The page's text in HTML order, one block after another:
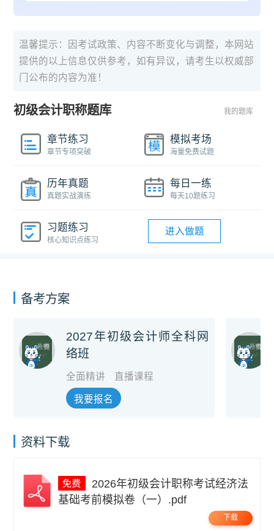
温馨提示：因考试政策、内容不断变化与调整，本网站
提供的以上信息仅供参考，如有异议，请考生以权威部
门公布的内容为准！
初级会计职称题库 我的题库
章节练习
章节专项突破
模拟考场
海量免费试题
历年真题
真题实战演练
每日一练
每天10题练习
习题练习
核心知识点练习
进入做题
备考方案
2027年初级会计师全科网
络班
全面精讲 直播课程
我要报名
资料下载
基础考前模拟卷（一）.pdf
下载